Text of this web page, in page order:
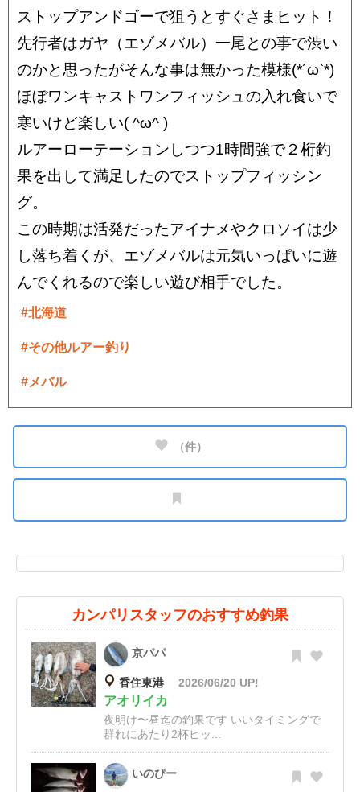
ストップアンドゴーで狙うとすぐさまヒット！
先行者はガヤ（エゾメバル）一尾との事で渋い
のかと思ったがそんな事は無かった模様(*´ω`*)
ほぼワンキャストワンフィッシュの入れ食いで
寒いけど楽しい( ^ω^ )
ルアーローテーションしつつ1時間強で２桁釣
果を出して満足したのでストップフィッシン
グ。
この時期は活発だったアイナメやクロソイは少
し落ち着くが、エゾメバルは元気いっぱいに遊
んでくれるので楽しい遊び相手でした。
#北海道
#その他ルアー釣り
#メバル
（件）
カンパリスタッフのおすすめ釣果
京パパ
香住東港 2026/06/20 UP!
アオリイカ
夜明け〜昼迄の釣果です いいタイミングで
群れにあたり2杯ヒッ...
いのぴー